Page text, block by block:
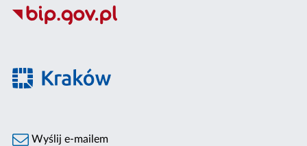
Wyślij e-mailem